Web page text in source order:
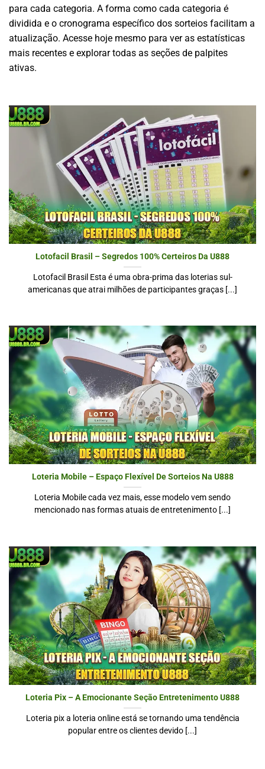
para cada categoria. A forma como cada categoria é
dividida e o cronograma específico dos sorteios facilitam a
atualização. Acesse hoje mesmo para ver as estatísticas
mais recentes e explorar todas as seções de palpites
ativas.
Lotofacil Brasil – Segredos 100% Certeiros Da U888
Lotofacil Brasil Esta é uma obra-prima das loterias sul-
americanas que atrai milhões de participantes graças [...]
Loteria Mobile – Espaço Flexível De Sorteios Na U888
Loteria Mobile cada vez mais, esse modelo vem sendo
mencionado nas formas atuais de entretenimento [...]
Loteria Pix – A Emocionante Seção Entretenimento U888
Loteria pix a loteria online está se tornando uma tendência
popular entre os clientes devido [...]